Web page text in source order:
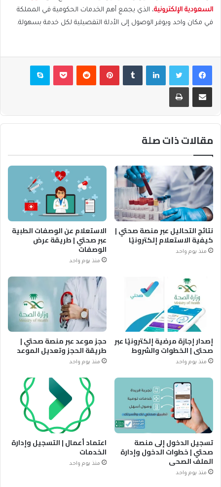
السعودية الإلكترونية، الذي يجمع أهم الخدمات الحكومية في المملكة
في مكان واحد ويوفر الوصول إلى الأدلة التفصيلية لكل خدمة بسهولة.
فيسبوكتويتر لينكدإن بينتيريست بوكيت سكايب
مشاركة عبر البريد طباعة
مقالات ذات صلة
نتائج التحاليل عبر منصة صحتي |
كيفية الاستعلام إلكترونيًا
منذ يوم واحد
الاستعلام عن الوصفات الطبية
عبر صحتي | طريقة عرض
الوصفات
منذ يوم واحد
إصدار إجازة مرضية إلكترونيًا عبر
صحتي | الخطوات والشروط
منذ يوم واحد
حجز موعد عبر منصة صحتي |
طريقة الحجز وتعديل الموعد
منذ يوم واحد
تسجيل الدخول إلى منصة
صحتي | خطوات الدخول وإدارة
الملف الصحي
منذ يوم واحد
اعتماد أعمال | التسجيل وإدارة
الخدمات
منذ يوم واحد